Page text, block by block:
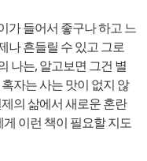
가 들어서 좋구나 하고 느
나 흔들릴 수 있고 그로
나는, 알고보면 그건 별
자는 사는 맛이 없지 않
의 삶에서 새로운 혼란
이런 책이 필요할 지도